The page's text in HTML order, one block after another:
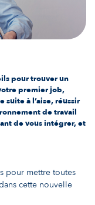
pour trouver un
premier job,
à l’aise, réussir
de travail
de vous intégrer, et
pour mettre toutes
cette nouvelle